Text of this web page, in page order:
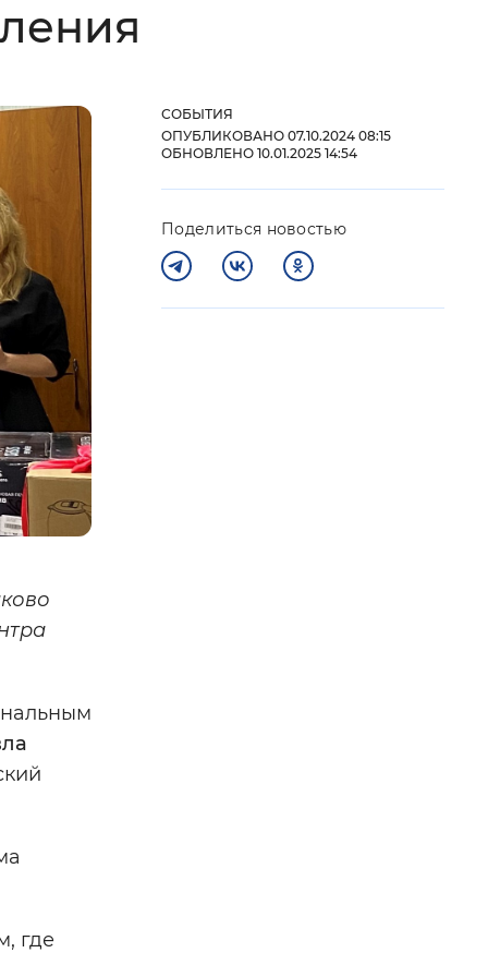
где
СОБЫТИЯ
ОПУБЛИКОВАНО 07.10.2024 08:15
ОБНОВЛЕНО 10.01.2025 14:54
Поделиться новостью